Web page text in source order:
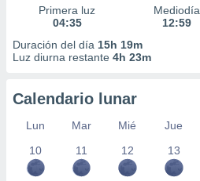
Primera luz
04:35
Mediodía
12:59
Duración del día 15h 19m
Luz diurna restante 4h 23m
Calendario lunar
Lun Mar Mié Jue
10
11 12 13